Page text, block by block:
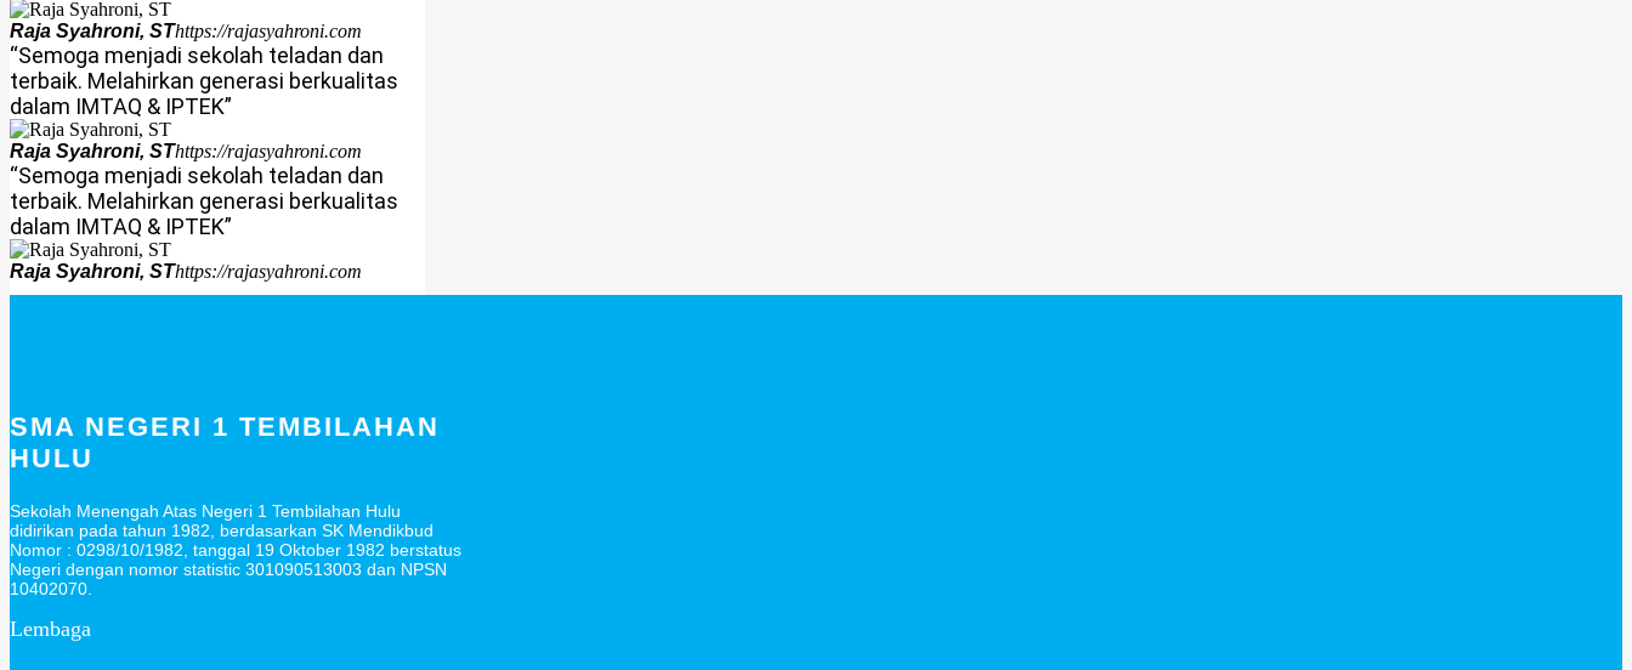
Raja Syahroni, SThttps://rajasyahroni.com
“Semoga menjadi sekolah teladan dan
terbaik. Melahirkan generasi berkualitas
dalam IMTAQ & IPTEK”
Raja Syahroni, SThttps://rajasyahroni.com
“Semoga menjadi sekolah teladan dan
terbaik. Melahirkan generasi berkualitas
dalam IMTAQ & IPTEK”
Raja Syahroni, SThttps://rajasyahroni.com
SMA NEGERI 1 TEMBILAHAN
HULU
Sekolah Menengah Atas Negeri 1 Tembilahan Hulu
didirikan pada tahun 1982, berdasarkan SK Mendikbud
Nomor : 0298/10/1982, tanggal 19 Oktober 1982 berstatus
Negeri dengan nomor statistic 301090513003 dan NPSN
10402070.
Lembaga